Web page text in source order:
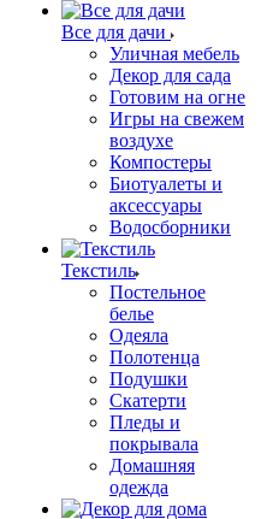
Все для дачи
Уличная мебель
Декор для сада
Готовим на огне
Игры на свежем
воздухе
Компостеры
Биотуалеты и
аксессуары
Водосборники
Текстиль
Постельное
белье
Одеяла
Полотенца
Подушки
Скатерти
Пледы и
покрывала
Домашняя
одежда